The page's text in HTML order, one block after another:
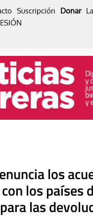
Suscripción Donar
los
los países
las